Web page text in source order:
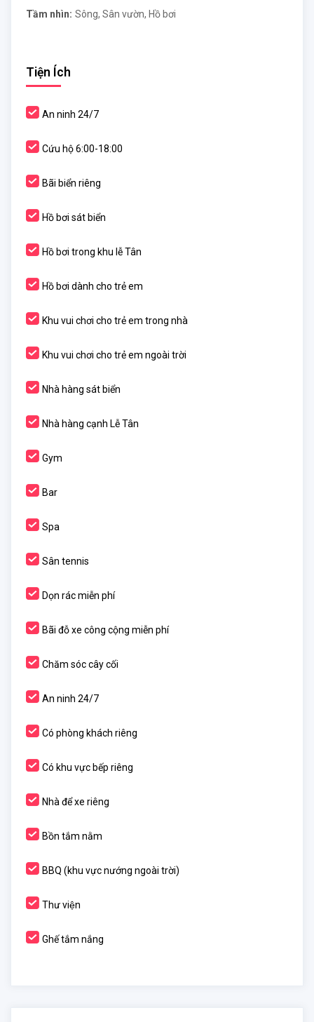
Tầm nhìn: Sông, Sân vườn, Hồ bơi
Tiện Ích
An ninh 24/7
Cứu hộ 6:00-18:00
Bãi biển riêng
Hồ bơi sát biển
Hồ bơi trong khu lễ Tân
Hồ bơi dành cho trẻ em
Khu vui chơi cho trẻ em trong nhà
Khu vui chơi cho trẻ em ngoài trời
Nhà hàng sát biển
Nhà hàng cạnh Lễ Tân
Gym
Bar
Spa
Sân tennis
Dọn rác miễn phí
Bãi đỗ xe công cộng miễn phí
Chăm sóc cây cối
An ninh 24/7
Có phòng khách riêng
Có khu vực bếp riêng
Nhà để xe riêng
Bồn tắm nằm
BBQ (khu vực nướng ngoài trời)
Thư viện
Ghế tắm nắng